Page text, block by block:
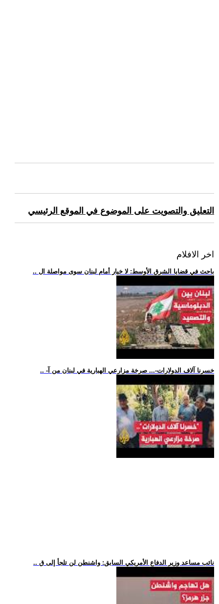
التعليق والتصويت على الموضوع في الموقع الرئيسي
اخر الافلام
.. باحث في قضايا الشرق الأوسط: لا خيار أمام لبنان سوى مواصلة ال
.. -خسرنا آلاف الدولارات-... صرخة مزارعي الهبارية في لبنان من آ
.. نائب مساعد وزير الدفاع الأمريكي السابق: واشنطن لن تلجأ إلى ق